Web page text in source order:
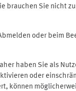
Sie nicht
oder beim
haben Sie als
oder
können